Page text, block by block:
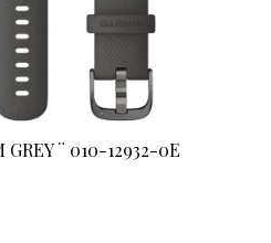
¨ 010-12932-0E